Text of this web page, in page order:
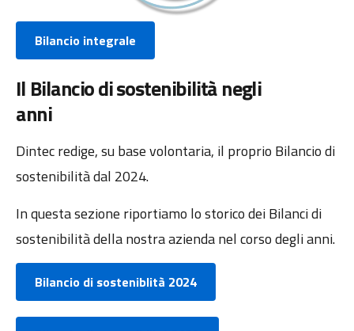
Bilancio integrale
Il Bilancio di sostenibilità negli
anni
Dintec redige, su base volontaria, il proprio Bilancio di
sostenibilità dal 2024.
In questa sezione riportiamo lo storico dei Bilanci di
sostenibilità della nostra azienda nel corso degli anni.
Bilancio di sosteniblità 2024